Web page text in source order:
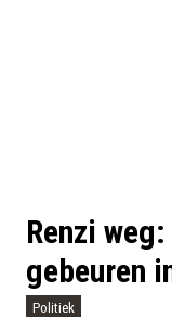
Renzi
gebeuren
Politiek